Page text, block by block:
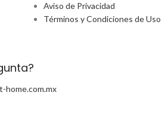
Aviso de Privacidad
Términos y Condiciones de Uso
home.com.mx